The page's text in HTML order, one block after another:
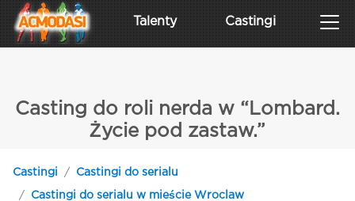
Talenty Castingi
Casting do roli nerda w “Lombard.
Życie pod zastaw.”
Castingi Castingi do serialu
Castingi do serialu w mieście Wroclaw